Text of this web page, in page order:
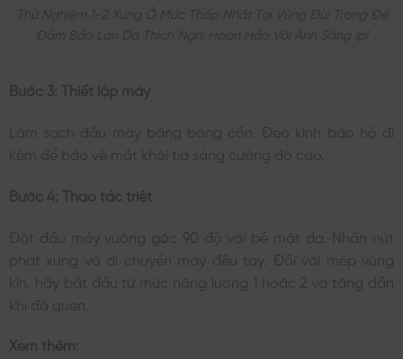
Thử Nghiệm 1-2 Xung Ở Mức Thấp Nhất Tại Vùng Đùi Trong Để
Đảm Bảo Làn Da Thích Nghi Hoàn Hảo Với Ánh Sáng Ipl
Bước 3: Thiết lập máy
Làm sạch đầu máy bằng bông cồn. Đeo kính bảo hộ đi
kèm để bảo vệ mắt khỏi tia sáng cường độ cao.
Bước 4: Thao tác triệt
Đặt đầu máy vuông góc 90 độ với bề mặt da. Nhấn nút
phát xung và di chuyển máy đều tay. Đối với mép vùng
kín, hãy bắt đầu từ mức năng lượng 1 hoặc 2 và tăng dần
khi đã quen.
Xem thêm: